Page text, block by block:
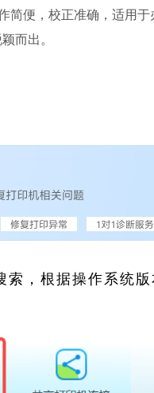
简便，校正准确，适用
而出。
索，根据操作系统